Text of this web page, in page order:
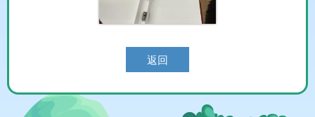
返回